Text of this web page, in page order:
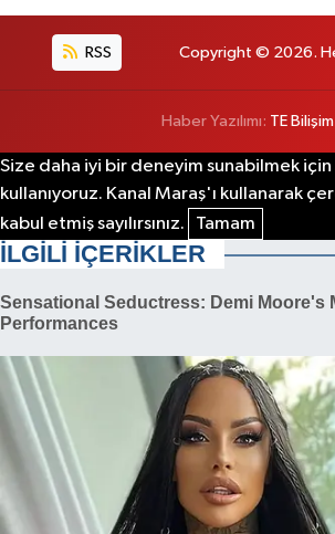
RSS Copyright © 2026. Her
Haber Yazılımı: TE Bilişim
Size daha iyi bir deneyim sunabilmek
kullanıyoruz. Kanal Maraş'ı kullanarak
kabul etmiş sayılırsınız.
Tamam